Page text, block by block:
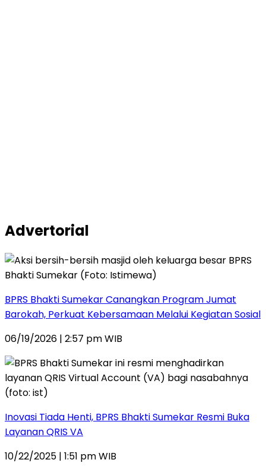
Advertorial
BPRS Bhakti Sumekar Canangkan Program Jumat
Barokah, Perkuat Kebersamaan Melalui Kegiatan Sosial
06/19/2026 | 2:57 pm WIB
Inovasi Tiada Henti, BPRS Bhakti Sumekar Resmi Buka
Layanan QRIS VA
10/22/2025 | 1:51 pm WIB